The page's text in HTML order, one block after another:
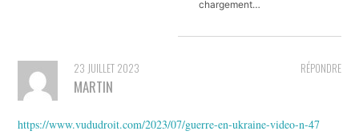
chargement…
RÉPONDRE
23 JUILLET 2023
MARTIN
https://www.vududroit.com/2023/07/guerre-en-ukraine-video-n-47